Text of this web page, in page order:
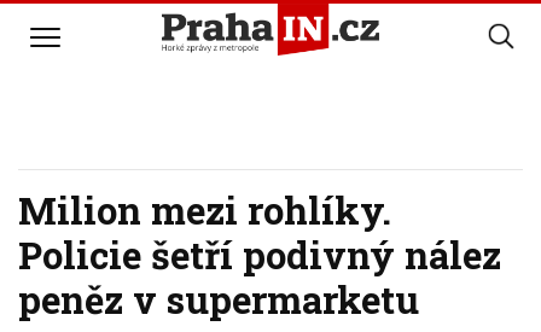
Milion mezi rohlíky.
Policie šetří podivný nález
peněz v supermarketu